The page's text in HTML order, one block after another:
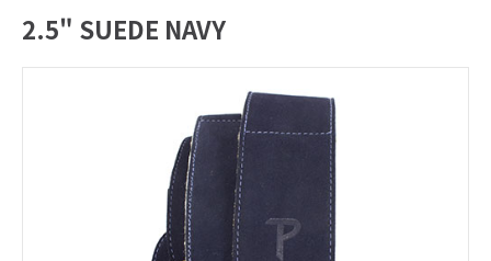
2.5" SUEDE NAVY